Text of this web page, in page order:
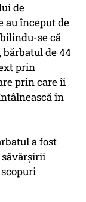
de
au început de
se că
bărbatul de 44
prin
prin care îi
în
a fost
săvârşirii